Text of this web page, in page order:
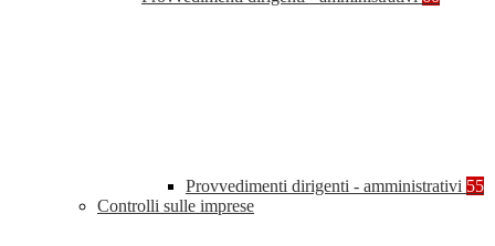
Provvedimenti dirigenti - amministrativi 55
Controlli sulle imprese